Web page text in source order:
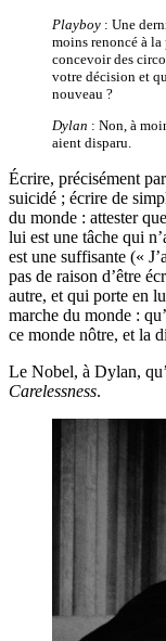
Playboy : Une
moins renoncé à
concevoir des
votre décision et
nouveau ?
Dylan : Non, à
aient disparu.
Écrire, précisément
suicidé ; écrire de
du monde : attester
lui est une tâche qui
est une suffisante («
pas de raison d’être
autre, et qui porte en
marche du monde :
ce monde nôtre, et la
Le Nobel, à Dylan,
Carelessness.